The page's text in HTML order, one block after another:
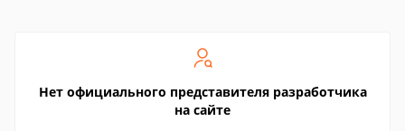
Нет официального представителя разработчика
на сайте